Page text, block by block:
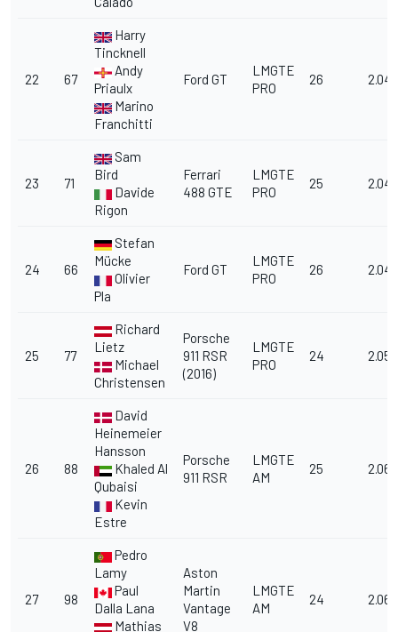
22 67
Harry
Tincknell
Andy
Priaulx
Marino
Franchitti
Ford GT
LMGTE
PRO
26
23 71
Sam
Bird
Davide
Rigon
Ferrari
488 GTE
LMGTE
PRO
25
24 66
Stefan
Mücke
Olivier
Pla
Ford GT
LMGTE
PRO
26
25 77
Richard
Lietz
Michael
Christensen
Porsche
911 RSR
(2016)
LMGTE
PRO
24
26 88
David
Heinemeier
Hansson
Khaled Al
Qubaisi
Kevin
Estre
Porsche
911 RSR
LMGTE
AM
25
27 98
Pedro
Lamy
Paul
Dalla Lana
Mathias
Aston
Martin
Vantage
V8
LMGTE
AM
24